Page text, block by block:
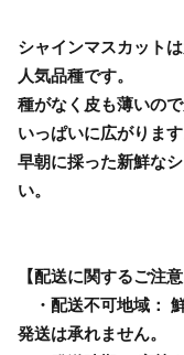
シャインマスカット
人気品種です。
種がなく皮も薄いの
いっぱいに広がります
早朝に採った新鮮な
い。
【配送に関するご注意
・配送不可地域：
発送は承れません。